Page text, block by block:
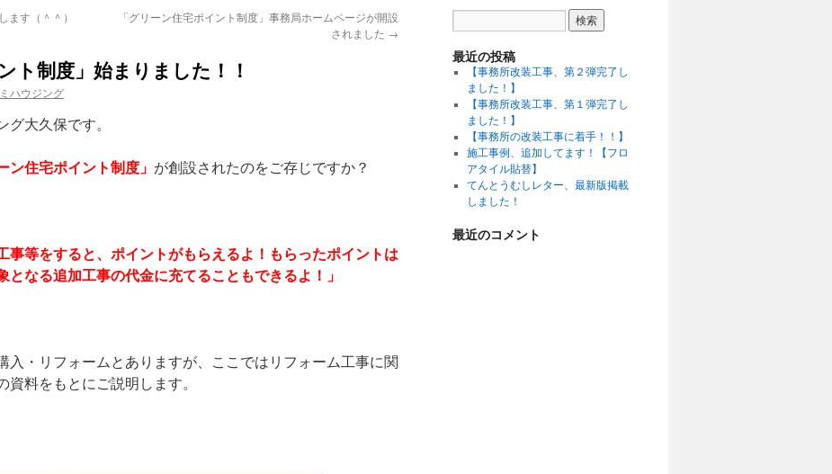
ます（＾＾）
「グリーン住宅ポイント制度」事務局ホームページが開設
されました →
ト制度」始まりました！！
ハウジング
グ大久保です。
ン住宅ポイント制度」 が創設されたのをご存じですか？
事等をすると、ポイントがもらえるよ！もらったポイントは
となる追加工事の代金に充てることもできるよ！」
入・リフォームとありますが、ここではリフォーム工事に関
料をもとにご説明します。
最近の投稿
【事務所改装工事、第２弾完了し
ました！】
【事務所改装工事、第１弾完了し
ました！】
【事務所の改装工事に着手！！】
施工事例、追加してます！【フロ
アタイル貼替】
てんとうむしレター、最新版掲載
しました！
最近のコメント